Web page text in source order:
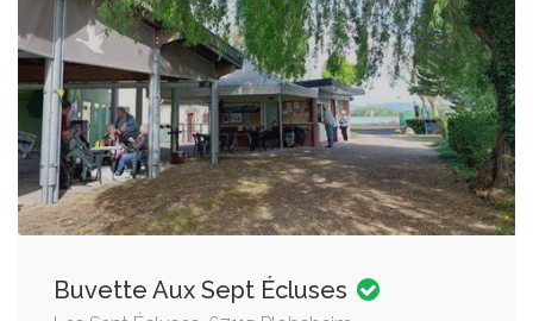
Buvette Aux Sept Écluses